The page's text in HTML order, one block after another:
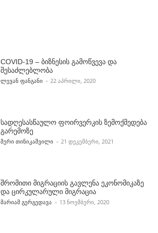
COVID-19 – ბიზნესის გამოწვევა და
შესაძლებლობა
POSTED BY
ᲚᲔᲕᲐᲜ ᲤᲐᲜᲒᲐᲜᲘ 22 ᲐᲞᲠᲘᲚᲘ, 2020
სადღესასწაულო ფოირვერკის ზემოქმედება
გარემოზე
POSTED BY
ᲛᲔᲠᲘ ᲗᲘᲜᲘᲙᲐᲨᲕᲘᲚᲘ 21 ᲓᲔᲙᲔᲛᲑᲔᲠᲘ, 2021
შრომითი მიგრაციის გავლენა ეკონომიკაზე
და ცირკულარული მიგრაცია
POSTED BY
ᲛᲐᲠᲘᲐᲛ ᲒᲔᲠᲒᲔᲓᲐᲕᲐ 13 ᲜᲝᲔᲛᲑᲔᲠᲘ, 2020